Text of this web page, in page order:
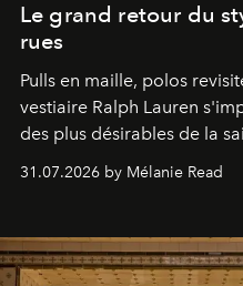
Le grand retour du
rues
Pulls en maille, polos
vestiaire Ralph Lauren
des plus désirables de la
31.07.2026 by Mélanie Read